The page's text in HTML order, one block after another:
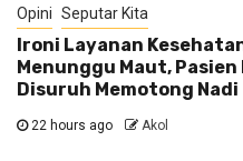
Opini Seputar Kita
Ironi Layanan
Menunggu Maut, Pasien
Disuruh Memotong Nadi
22 hours ago Akol